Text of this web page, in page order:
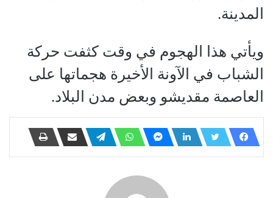
المدينة.
ويأتي هذا الهجوم في وقت كثفت حركة
الشباب في الآونة الأخيرة هجماتها على
العاصمة مقديشو وبعض مدن البلاد.